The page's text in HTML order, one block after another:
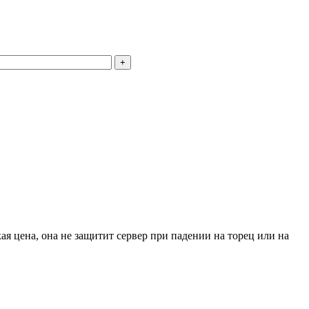
+
цена, она не защитит сервер при падении на торец или на